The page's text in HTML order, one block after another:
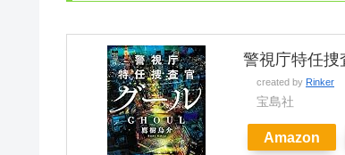
警視庁特任捜
created by Rinker
宝島社
Amazon